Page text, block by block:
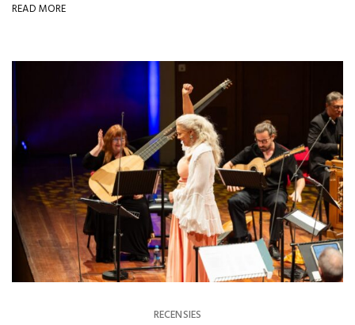
READ MORE
RECENSIES